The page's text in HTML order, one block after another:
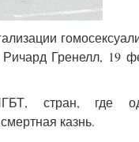
Гренелл, 19
стран, где
казнь.